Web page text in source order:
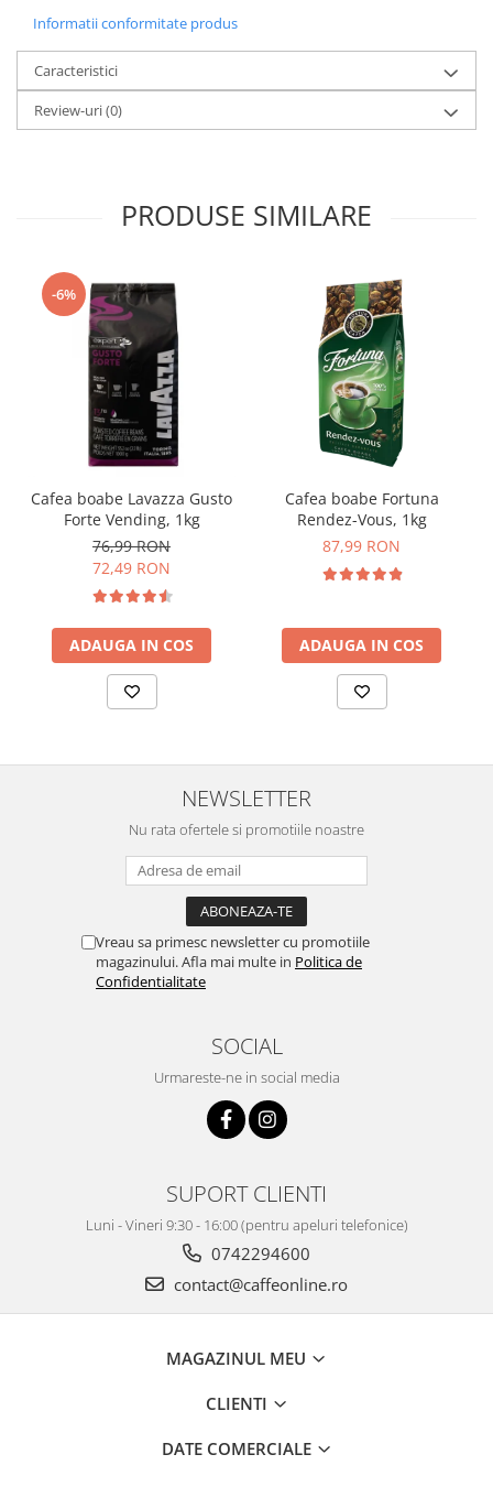
Informatii conformitate produs
Caracteristici
Review-uri(0)
PRODUSE SIMILARE
-6%
Cafea boabe Lavazza Gusto
Forte Vending, 1kg
76,99 RON
72,49 RON
ADAUGA IN COS
Cafea boabe Fortuna
Rendez-Vous, 1kg
87,99 RON
ADAUGA IN COS
NEWSLETTER
Nu rata ofertele si promotiile noastre
Vreau sa primesc newsletter cu promotiile
magazinului. Afla mai multe in Politica de
Confidentialitate
SOCIAL
Urmareste-ne in social media
SUPORT CLIENTI
Luni - Vineri 9:30 - 16:00 (pentru apeluri telefonice)
0742294600
contact@caffeonline.ro
MAGAZINUL MEU
CLIENTI
DATE COMERCIALE